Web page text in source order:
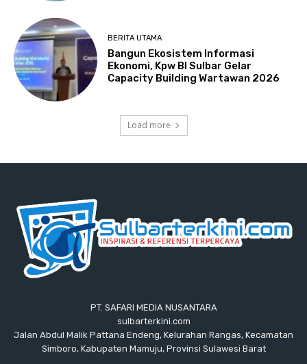
BERITA UTAMA
Bangun Ekosistem Informasi
Ekonomi, Kpw BI Sulbar Gelar
Capacity Building Wartawan 2026
Load more
PT. SAFARI MEDIA NUSANTARA
sulbarterkini.com
Jalan Abdul Malik Pattana Endeng, Kelurahan Rangas, Kecamatan
Simboro, Kabupaten Mamuju, Provinsi Sulawesi Barat